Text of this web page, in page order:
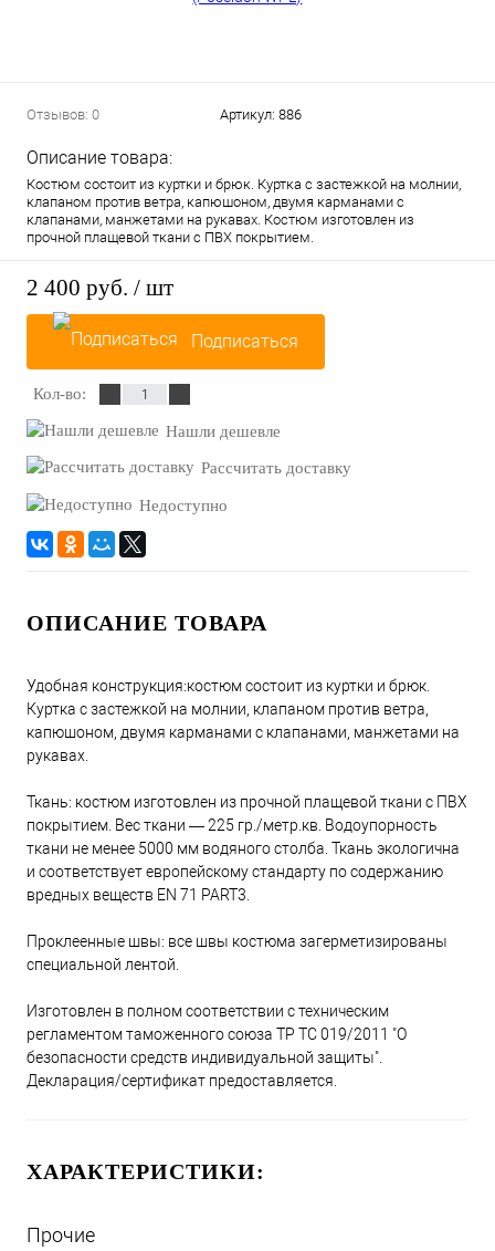
Отзывов: 0 Артикул: 886
Описание товара:
Костюм состоит из куртки и брюк. Куртка с застежкой на молнии,
клапаном против ветра, капюшоном, двумя карманами с
клапанами, манжетами на рукавах. Костюм изготовлен из
прочной плащевой ткани с ПВХ покрытием.
2 400 руб. / шт
Подписаться
Кол-во:
Нашли дешевле
Рассчитать доставку
Недоступно
ОПИСАНИЕ ТОВАРА
Удобная конструкция:костюм состоит из куртки и брюк.
Куртка с застежкой на молнии, клапаном против ветра,
капюшоном, двумя карманами с клапанами, манжетами на
рукавах.
Ткань: костюм изготовлен из прочной плащевой ткани с ПВХ
покрытием. Вес ткани — 225 гр./метр.кв. Водоупорность
ткани не менее 5000 мм водяного столба. Ткань экологична
и соответствует европейскому стандарту по содержанию
вредных веществ EN 71 PART3.
Проклеенные швы: все швы костюма загерметизированы
специальной лентой.
Изготовлен в полном соответствии с техническим
регламентом таможенного союза ТР ТС 019/2011 "О
безопасности средств индивидуальной защиты".
Декларация/сертификат предоставляется.
ХАРАКТЕРИСТИКИ:
Прочие